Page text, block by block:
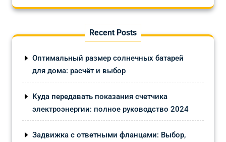
Recent Posts
Оптимальный размер солнечных батарей
для дома: расчёт и выбор
Куда передавать показания счетчика
электроэнергии: полное руководство 2024
Задвижка с ответными фланцами: Выбор,